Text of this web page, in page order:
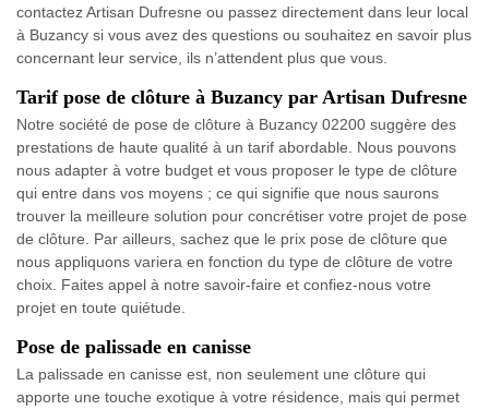
contactez Artisan Dufresne ou passez directement dans leur local
à Buzancy si vous avez des questions ou souhaitez en savoir plus
concernant leur service, ils n’attendent plus que vous.
Tarif pose de clôture à Buzancy par Artisan Dufresne
Notre société de pose de clôture à Buzancy 02200 suggère des
prestations de haute qualité à un tarif abordable. Nous pouvons
nous adapter à votre budget et vous proposer le type de clôture
qui entre dans vos moyens ; ce qui signifie que nous saurons
trouver la meilleure solution pour concrétiser votre projet de pose
de clôture. Par ailleurs, sachez que le prix pose de clôture que
nous appliquons variera en fonction du type de clôture de votre
choix. Faites appel à notre savoir-faire et confiez-nous votre
projet en toute quiétude.
Pose de palissade en canisse
La palissade en canisse est, non seulement une clôture qui
apporte une touche exotique à votre résidence, mais qui permet